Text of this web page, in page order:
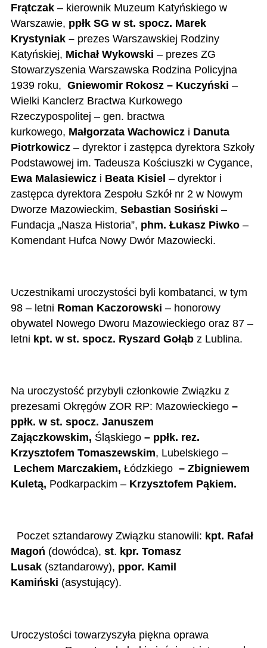
Frątczak– kierownik Muzeum Katyńskiego w
Warszawie, ppłk SG w st. spocz. Marek
Krystyniak –prezes Warszawskiej Rodziny
Katyńskiej, Michał Wykowski – prezes ZG
Stowarzyszenia Warszawska Rodzina Policyjna
1939 roku, Gniewomir Rokosz – Kuczyński –
Wielki Kanclerz Bractwa Kurkowego
Rzeczypospolitej – gen. bractwa
kurkowego, Małgorzata Wachowicz i Danuta
Piotrkowicz – dyrektor i zastępca dyrektora Szkoły
Podstawowej im. Tadeusza Kościuszki w Cygance,
Ewa Malasiewiczi Beata Kisiel – dyrektor i
zastępca dyrektora Zespołu Szkół nr 2 w Nowym
Dworze Mazowieckim, Sebastian Sosiński –
Fundacja „Nasza Historia”, phm. Łukasz Piwko–
Komendant Hufca Nowy Dwór Mazowiecki.
Uczestnikami uroczystości byli kombatanci, w tym
98 – letni Roman Kaczorowski – honorowy
obywatel Nowego Dworu Mazowieckiego oraz 87 –
letni kpt. w st. spocz. Ryszard Gołąb z Lublina.
Na uroczystość przybyli członkowie Związku z
prezesami Okręgów ZOR RP: Mazowieckiego–
ppłk. w st. spocz. Januszem
Zajączkowskim, Śląskiego– ppłk. rez.
Krzysztofem Tomaszewskim, Lubelskiego –
Lechem Marczakiem, Łódzkiego– Zbigniewem
Kuletą, Podkarpackim – Krzysztofem Pąkiem.
Poczet sztandarowy Związku stanowili: kpt. Rafał
Magoń (dowódca), st. kpr. Tomasz
Lusak(sztandarowy), ppor. Kamil
Kamiński (asystujący).
Uroczystości towarzyszyła piękna oprawa